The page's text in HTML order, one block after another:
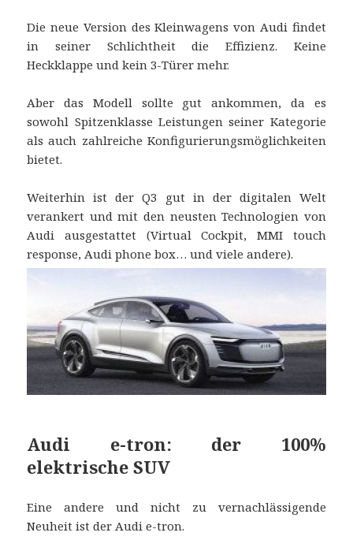
Die neue Version des Kleinwagens von Audi findet
in seiner Schlichtheit die Effizienz. Keine
Heckklappe und kein 3-Türer mehr.
Aber das Modell sollte gut ankommen, da es
sowohl Spitzenklasse Leistungen seiner Kategorie
als auch zahlreiche Konfigurierungsmöglichkeiten
bietet.
Weiterhin ist der Q3 gut in der digitalen Welt
verankert und mit den neusten Technologien von
Audi ausgestattet (Virtual Cockpit, MMI touch
response, Audi phone box… und viele andere).
Audi e-tron: der 100%
elektrische SUV
Eine andere und nicht zu vernachlässigende
Neuheit ist der Audi e-tron.